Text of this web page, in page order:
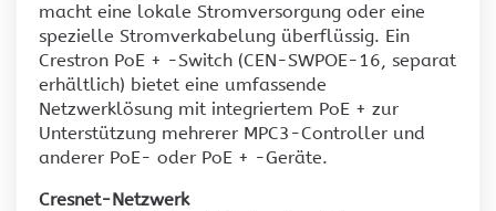
macht eine lokale Stromversorgung oder eine
spezielle Stromverkabelung überflüssig. Ein
Crestron PoE + -Switch (CEN-SWPOE-16, separat
erhältlich) bietet eine umfassende
Netzwerklösung mit integriertem PoE + zur
Unterstützung mehrerer MPC3-Controller und
anderer PoE- oder PoE + -Geräte.
Cresnet-Netzwerk